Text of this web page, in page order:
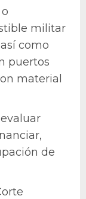
militar
como
puertos
material
de